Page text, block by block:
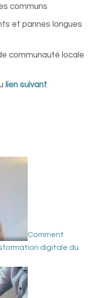
communs
et pannes longues
communauté locale
lien suivant.
Comment
digitale du